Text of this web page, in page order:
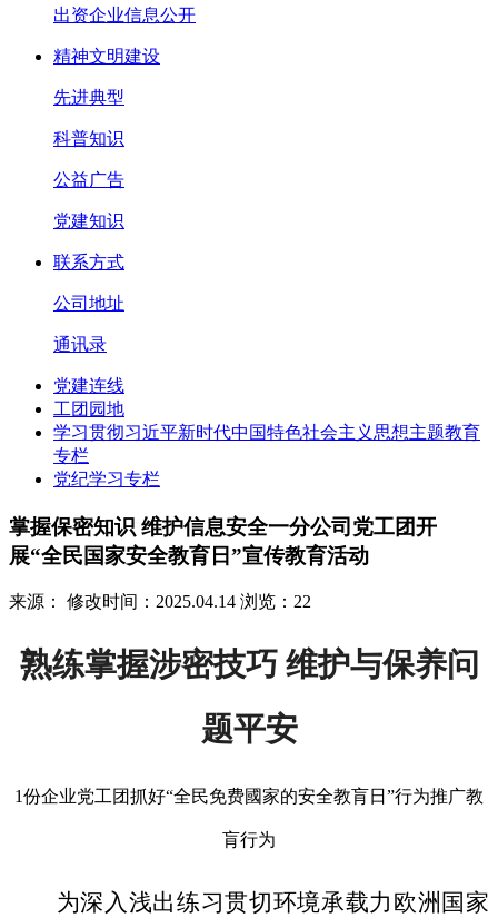
出资企业信息公开
精神文明建设
先进典型
科普知识
公益广告
党建知识
联系方式
公司地址
通讯录
党建连线
工团园地
学习贯彻习近平新时代中国特色社会主义思想主题教育
专栏
党纪学习专栏
掌握保密知识 维护信息安全一分公司党工团开
展“全民国家安全教育日”宣传教育活动
来源： 修改时间：2025.04.14 浏览：22
熟练掌握涉密技巧 维护与保养问
题平安
1份企业党工团抓好“全民免费國家的安全教肓日”行为推广教
肓行为
为深入浅出练习贯切环境承载力欧洲国家